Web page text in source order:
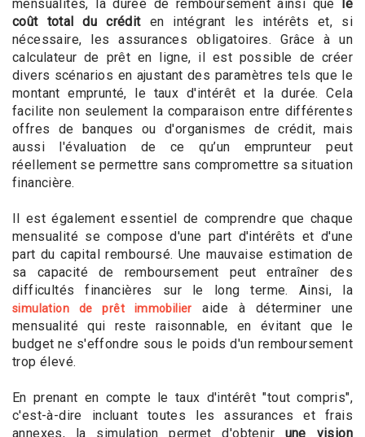
mensualités, la durée de remboursement ainsi que
le
coût total du créditen intégrant les intérêts et, si
nécessaire, les assurances obligatoires. Grâce à un
calculateur de prêt en ligne, il est possible de créer
divers scénarios en ajustant des paramètres tels que le
montant emprunté, le taux d'intérêt et la durée. Cela
facilite non seulement la comparaison entre différentes
offres de banques ou d'organismes de crédit, mais
aussi l'évaluation de ce qu’un emprunteur peut
réellement se permettre sans compromettre sa situation
financière.
Il est également essentiel de comprendre que chaque
mensualité se compose d'une part d'intérêts et d'une
part du capital remboursé. Une mauvaise estimation de
sa capacité de remboursement peut entraîner des
difficultés financières sur le long terme. Ainsi, la
simulation de prêt immobilier
aide à déterminer une
mensualité qui reste raisonnable, en évitant que le
budget ne s'effondre sous le poids d'un remboursement
trop élevé.
En prenant en compte le taux d'intérêt "tout compris",
c'est-à-dire incluant toutes les assurances et frais
annexes, la simulation permet d'obtenir une vision